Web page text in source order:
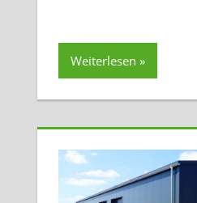
Weiterlesen